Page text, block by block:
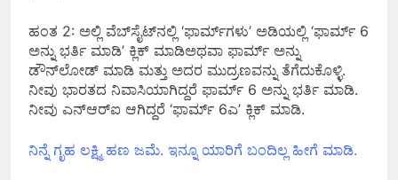
ಹಂತ 2: ಅಲ್ಲಿ ವೆಬ್‌ಸೈಟ್‌ನಲ್ಲಿ ‘ಫಾರ್ಮ್‌ಗಳು’ ಅಡಿಯಲ್ಲಿ ‘ಫಾರ್ಮ್ 6
ಅನ್ನು ಭರ್ತಿ ಮಾಡಿ’ ಕ್ಲಿಕ್ ಮಾಡಿಅಥವಾ ಫಾರ್ಮ್ ಅನ್ನು
ಡೌನ್‌ಲೋಡ್ ಮಾಡಿ ಮತ್ತು ಅದರ ಮುದ್ರಣವನ್ನು ತೆಗೆದುಕೊಳ್ಳಿ.
ನೀವು ಭಾರತದ ನಿವಾಸಿಯಾಗಿದ್ದರೆ ಫಾರ್ಮ್ 6 ಅನ್ನು ಭರ್ತಿ ಮಾಡಿ.
ನೀವು ಎನ್‌ಆರ್‌ಐ ಆಗಿದ್ದರೆ ‘ಫಾರ್ಮ್ 6ಎ’ ಕ್ಲಿಕ್ ಮಾಡಿ.
ನಿನ್ನೆ ಗೃಹ ಲಕ್ಷ್ಮಿ ಹಣ ಜಮೆ. ಇನ್ನೂ ಯಾರಿಗೆ ಬಂದಿಲ್ಲ ಹೀಗೆ ಮಾಡಿ.